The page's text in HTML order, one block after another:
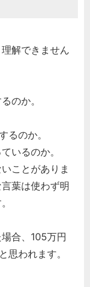
解できません
のか。
るのか。
いるのか。
ことがありま
葉は使わず明
合、105万円
思われます。
か？